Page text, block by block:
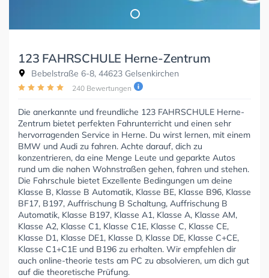
123 FAHRSCHULE Herne-Zentrum
Bebelstraße 6-8, 44623 Gelsenkirchen
240 Bewertungen
Die anerkannte und freundliche 123 FAHRSCHULE Herne-
Zentrum bietet perfekten Fahrunterricht und einen sehr
hervorragenden Service in Herne. Du wirst lernen, mit einem
BMW und Audi zu fahren. Achte darauf, dich zu
konzentrieren, da eine Menge Leute und geparkte Autos
rund um die nahen Wohnstraßen gehen, fahren und stehen.
Die Fahrschule bietet Exzellente Bedingungen um deine
Klasse B, Klasse B Automatik, Klasse BE, Klasse B96, Klasse
BF17, B197, Auffrischung B Schaltung, Auffrischung B
Automatik, Klasse B197, Klasse A1, Klasse A, Klasse AM,
Klasse A2, Klasse C1, Klasse C1E, Klasse C, Klasse CE,
Klasse D1, Klasse DE1, Klasse D, Klasse DE, Klasse C+CE,
Klasse C1+C1E und B196 zu erhalten. Wir empfehlen dir
auch online-theorie tests am PC zu absolvieren, um dich gut
auf die theoretische Prüfung.